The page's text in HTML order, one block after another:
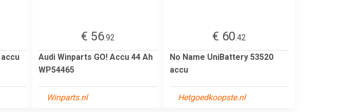
€ 56.92
Audi Winparts GO! Accu 44 Ah
WP54465
Winparts.nl
€ 60.42
No Name UniBattery 53520
accu
Hetgoedkoopste.nl